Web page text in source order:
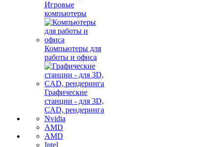
Игровые
компьютеры
Компьютеры для
работы и офиса
Графические
станции - для 3D,
CAD, рендеринга
Nvidia
AMD
AMD
Intel